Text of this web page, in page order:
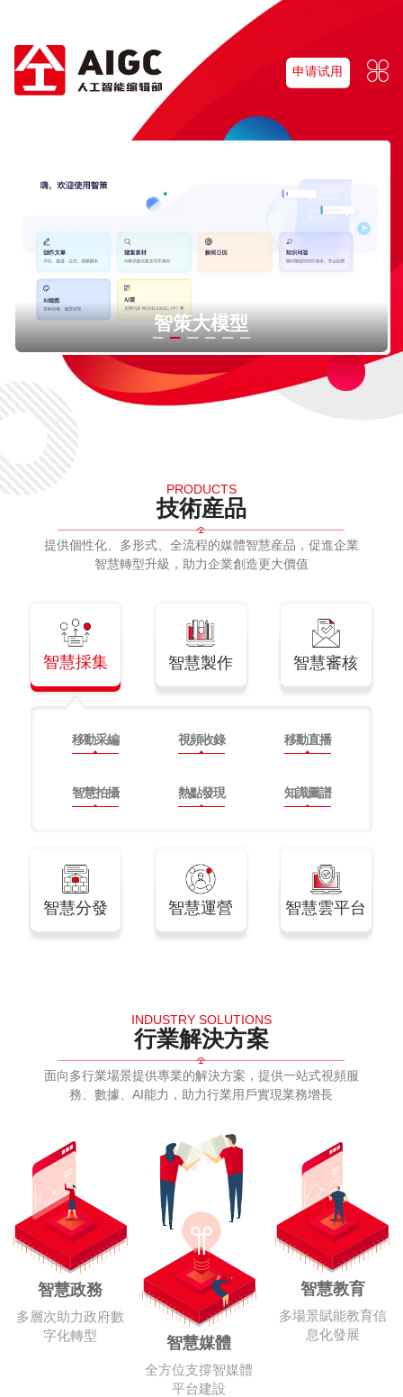
申请试用
智策大模型
PRODUCTS
技術産品
提供個性化、多形式、全流程的媒體智慧産品，促進企業
智慧轉型升級，助力企業創造更大價值
智慧採集 智慧製作 智慧審核
移動采編 視頻收錄 移動直播
智慧拍攝 熱點發現 知識圖譜
智慧分發 智慧運營 智慧雲平台
INDUSTRY SOLUTIONS
行業解決方案
面向多行業場景提供專業的解決方案，提供一站式視頻服
務、數據、AI能力，助力行業用戶實現業務增長
智慧政務
多層次助力政府數
字化轉型
智慧媒體
全方位支撐智媒體
平台建設
智慧教育
多場景賦能教育信
息化發展